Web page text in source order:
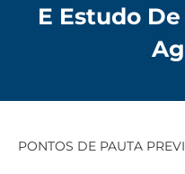
E Estudo
PONTOS DE PAUTA